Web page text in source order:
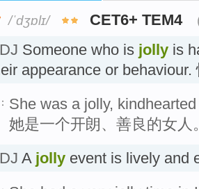
/ˈdʒɒlɪ/ CET6+ TEM4
Someone who is jolly is
appearance or behaviour.
She was a jolly,
她是一个开朗、善良的女人
A jolly event is lively and